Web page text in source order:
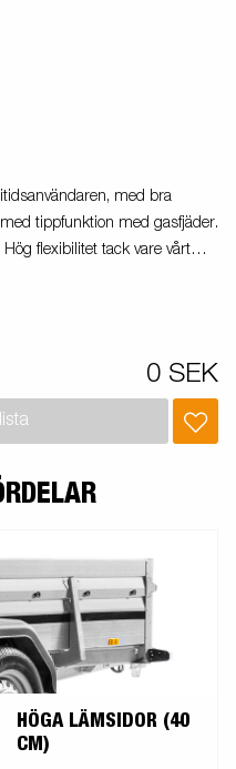
med bra
tippfunktion med gasfjäder.
flexibilitet tack vare vårt
kan vara extrautrustad.
0 SEK
HÖGA LÄMSIDOR (40
CM)